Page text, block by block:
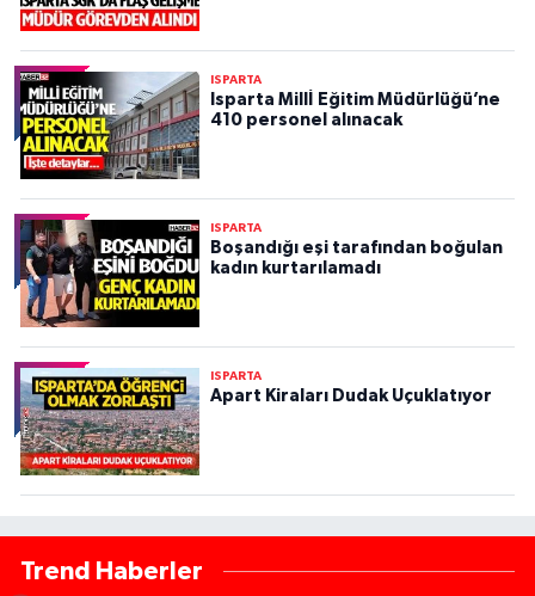
ISPARTA
Isparta Millİ Eğitim Müdürlüğü’ne
410 personel alınacak
ISPARTA
Boşandığı eşi tarafından boğulan
kadın kurtarılamadı
ISPARTA
Apart Kiraları Dudak Uçuklatıyor
Trend Haberler